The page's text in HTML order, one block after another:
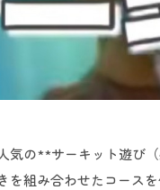
気の**サーキット遊び
を組み合わせたコース